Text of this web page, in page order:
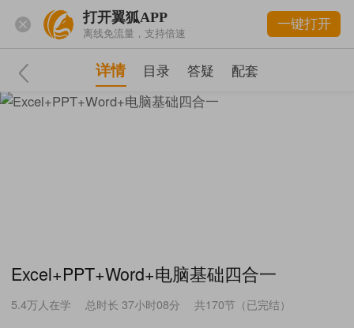
打开翼狐APP
离线免流量，支持倍速
一键打开
详情 目录 答疑 配套
Excel+PPT+Word+电脑基础四合一
5.4万人在学 总时长 37小时08分 共170节（已完结）